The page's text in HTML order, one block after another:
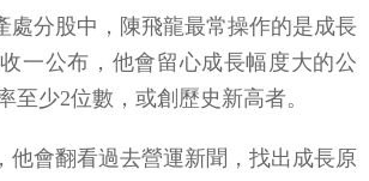
處分股中，陳飛龍最常操作的是成長
一公布，他會留心成長幅度大的公
至少2位數，或創歷史新高者。
他會翻看過去營運新聞，找出成長原